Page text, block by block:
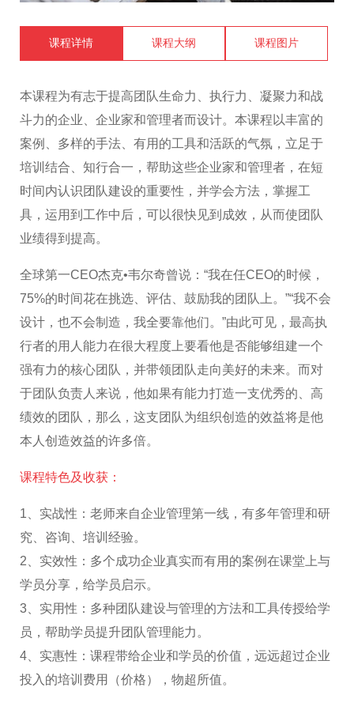
课程详情 课程大纲 课程图片
本课程为有志于提高团队生命力、执行力、凝聚力和战
斗力的企业、企业家和管理者而设计。本课程以丰富的
案例、多样的手法、有用的工具和活跃的气氛，立足于
培训结合、知行合一，帮助这些企业家和管理者，在短
时间内认识团队建设的重要性，并学会方法，掌握工
具，运用到工作中后，可以很快见到成效，从而使团队
业绩得到提高。
全球第一CEO杰克•韦尔奇曾说：“我在任CEO的时候，
75%的时间花在挑选、评估、鼓励我的团队上。”“我不会
设计，也不会制造，我全要靠他们。”由此可见，最高执
行者的用人能力在很大程度上要看他是否能够组建一个
强有力的核心团队，并带领团队走向美好的未来。而对
于团队负责人来说，他如果有能力打造一支优秀的、高
绩效的团队，那么，这支团队为组织创造的效益将是他
本人创造效益的许多倍。
课程特色及收获：
1、实战性：老师来自企业管理第一线，有多年管理和研
究、咨询、培训经验。
2、实效性：多个成功企业真实而有用的案例在课堂上与
学员分享，给学员启示。
3、实用性：多种团队建设与管理的方法和工具传授给学
员，帮助学员提升团队管理能力。
4、实惠性：课程带给企业和学员的价值，远远超过企业
投入的培训费用（价格），物超所值。